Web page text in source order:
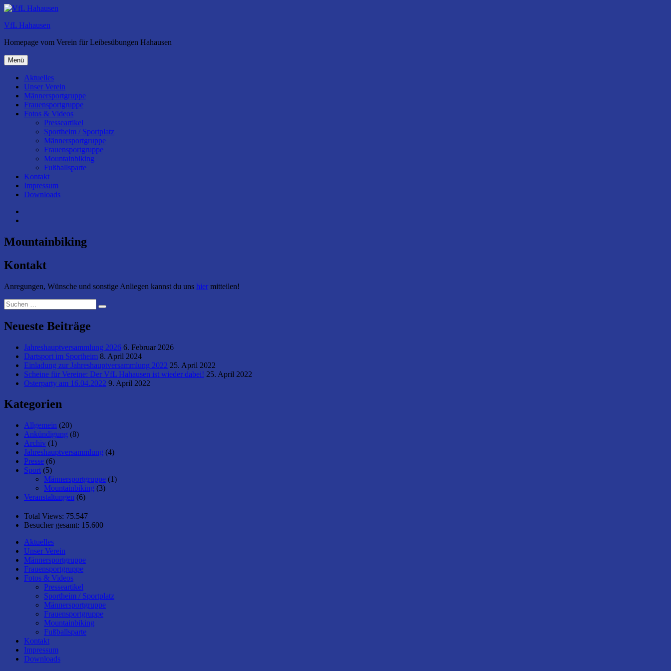
Zum
springen
VfL Hahausen
Homepage vom Verein für Leibesübungen Hahausen
Menü
Aktuelles
Unser Verein
Männersportgruppe
Frauensportgruppe
Fotos & Videos
Presseartikel
Sportheim / Sportplatz
Männersportgruppe
Frauensportgruppe
Mountainbiking
Fußballsparte
Kontakt
Impressum
Downloads
Mountainbiking
Kontakt
Anregungen, Wünsche und sonstige Anliegen kannst du uns hier mitteilen!
Suchen
nach:
Suchen
Neueste Beiträge
Jahreshauptversammlung 2026 6. Februar 2026
Dartsport im Sportheim 8. April 2024
Einladung zur Jahreshauptversammlung 2022 25. April 2022
Scheine für Vereine: Der VfL Hahausen ist wieder dabei! 25. April 2022
Osterparty am 16.04.2022 9. April 2022
Kategorien
Allgemein (20)
Ankündigung (8)
Archiv (1)
Jahreshauptversammlung (4)
Presse (6)
Sport (5)
Männersportgruppe (1)
Mountainbiking (3)
Veranstaltungen (6)
Total Views: 75.547
Besucher gesamt: 15.600
Aktuelles
Unser Verein
Männersportgruppe
Frauensportgruppe
Fotos & Videos
Presseartikel
Sportheim / Sportplatz
Männersportgruppe
Frauensportgruppe
Mountainbiking
Fußballsparte
Kontakt
Impressum
Downloads